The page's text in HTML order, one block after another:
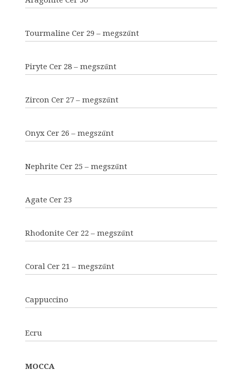
Tourmaline Cer 29 – megszűnt
Piryte Cer 28 – megszűnt
Zircon Cer 27 – megszűnt
Onyx Cer 26 – megszűnt
Nephrite Cer 25 – megszűnt
Agate Cer 23
Rhodonite Cer 22 – megszűnt
Coral Cer 21 – megszűnt
Cappuccino
Ecru
MOCCA